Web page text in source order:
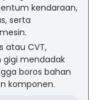
kendaraan,
serta
atau CVT,
mendadak
boros bahan
komponen.